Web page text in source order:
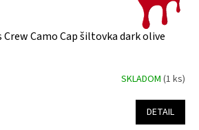
Camo Cap šiltovka dark olive
SKLADOM (1 ks)
DETAIL